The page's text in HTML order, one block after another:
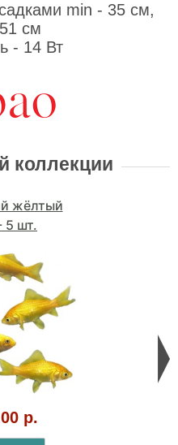
min - 35 см,
см
- 14 Вт
коллекции
жёлтый
5 шт.
р.